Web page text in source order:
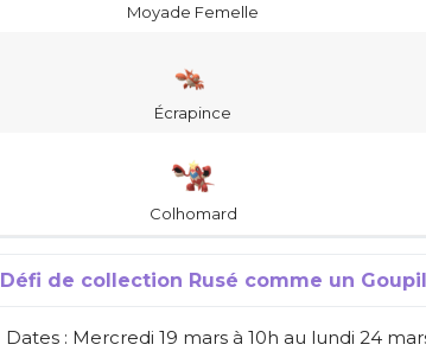
Moyade Femelle
Écrapince
Colhomard
Défi de collection Rusé comme un
Dates : Mercredi 19 mars à 10h au lundi 24